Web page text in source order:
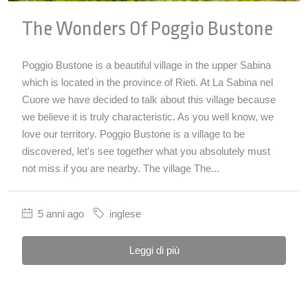
The Wonders Of Poggio Bustone
Poggio Bustone is a beautiful village in the upper Sabina
which is located in the province of Rieti. At La Sabina nel
Cuore we have decided to talk about this village because
we believe it is truly characteristic. As you well know, we
love our territory. Poggio Bustone is a village to be
discovered, let's see together what you absolutely must
not miss if you are nearby. The village The...
5 anni ago inglese
Leggi di più